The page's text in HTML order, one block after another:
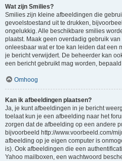
Wat zijn Smilies?
Smilies zijn kleine afbeeldingen die
gevoelstoestand uit te drukken,
ongelukkig. Alle beschikbare smilies
plaatst. Maak geen overdadig gebruik
onleesbaar wat er toe kan leiden dat een
je bericht verwijdert. De beheerder kan
een bericht gebruikt mag worden,
Omhoog
Kan ik afbeeldingen plaatsen?
Ja, je kunt afbeeldingen in je bericht
toelaat kun je een afbeelding naar het
zorgen dat de afbeelding op een andere
bijvoorbeeld http://www.voorbeeld.com/
afbeelding op je eigen computer is
is). Ook afbeeldingen die een
Yahoo mailboxen, een wachtwoord